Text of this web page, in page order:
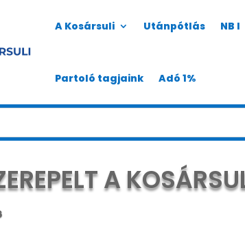
A Kosársuli Utánpótlás NB I
Partoló tagjaink Adó 1%
A